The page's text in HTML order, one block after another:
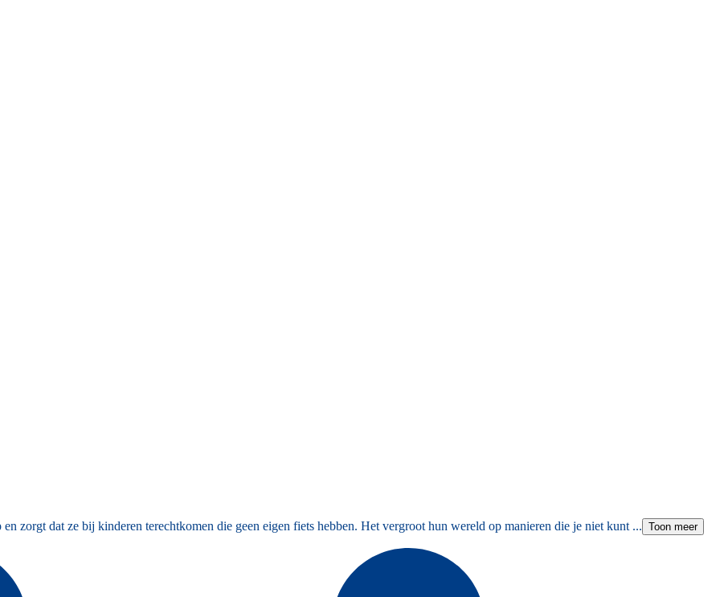
zorgt dat ze bij kinderen terechtkomen die geen eigen fiets hebben. Het vergroot hun wereld op manieren die je niet kunt ... Toon meer